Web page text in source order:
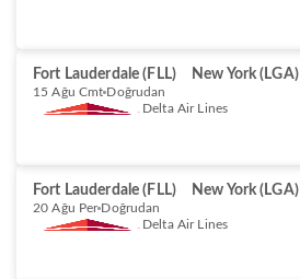
Fort Lauderdale (FLL) New York (LGA)
15 Ağu Cmt Doğrudan
Delta Air Lines
Fort Lauderdale (FLL) New York (LGA)
20 Ağu Per Doğrudan
Delta Air Lines